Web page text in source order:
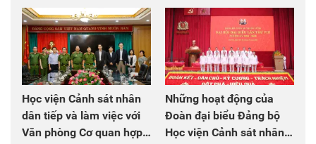
chào mừng Đại hội Đảng
đồng đội
Học viện Cảnh sát nhân
dân tiếp và làm việc với
Văn phòng Cơ quan hợp
Những hoạt động của
Đoàn đại biểu Đảng bộ
Học viện Cảnh sát nhân